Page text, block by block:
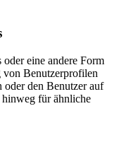
eine andere Form
von Benutzerprofilen
oder den Benutzer auf
hinweg für ähnliche